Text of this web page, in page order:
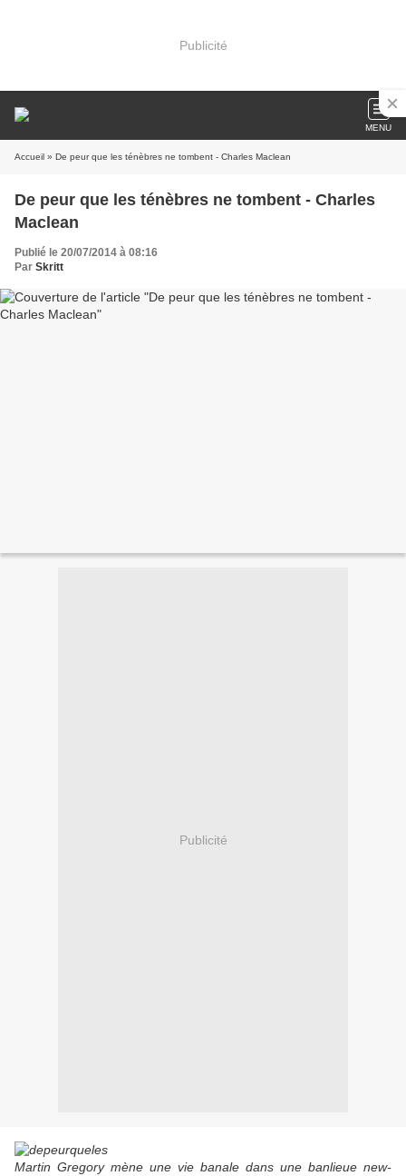
Publicité
MENU
Accueil » De peur que les ténèbres ne tombent - Charles Maclean
De peur que les ténèbres ne tombent - Charles
Maclean
Publié le 20/07/2014 à 08:16
Par Skritt
Publicité
Martin Gregory mène une vie banale dans une banlieue new-